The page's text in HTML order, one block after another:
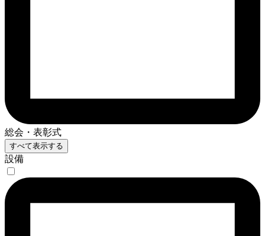
総会・表彰式
すべて表示する
設備